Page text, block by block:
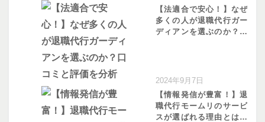
【法適合で安心！】なぜ
多くの人が退職代行ガー
ディアンを選ぶのか？口
【情報発信が豊富！】退
職代行モームリのサービ
スが選ばれる理由とは？
2024年9月7日